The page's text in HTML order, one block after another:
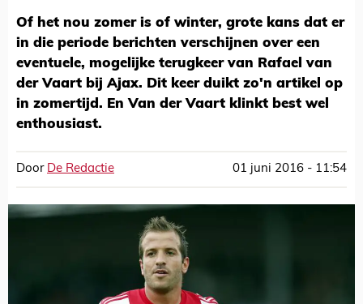
Of het nou zomer is of winter, grote kans dat er
in die periode berichten verschijnen over een
eventuele, mogelijke terugkeer van Rafael van
der Vaart bij Ajax. Dit keer duikt zo'n artikel op
in zomertijd. En Van der Vaart klinkt best wel
enthousiast.
Door De Redactie 01 juni 2016 - 11:54